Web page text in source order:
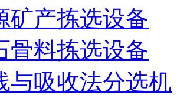
矿产拣选设备
骨料拣选设备
与吸收法分选机